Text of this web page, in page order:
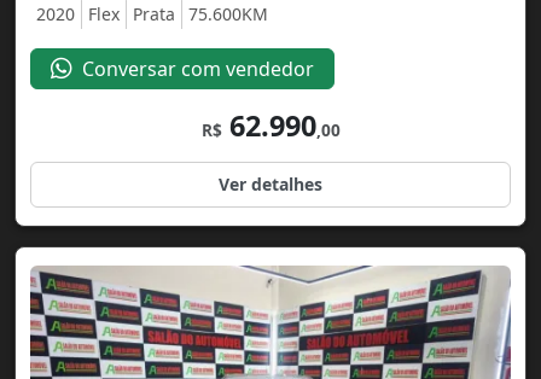
2020 Flex Prata 75.600KM
Conversar com vendedor
R$62.990,00
Ver detalhes